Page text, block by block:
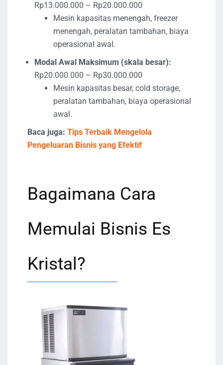
Rp13.000.000 – Rp20.000.000
Mesin kapasitas menengah, freezer
menengah, peralatan tambahan, biaya
operasional awal.
Modal Awal Maksimum (skala besar):
Rp20.000.000 – Rp30.000.000
Mesin kapasitas besar, cold storage,
peralatan tambahan, biaya operasional
awal.
Baca juga: Tips Terbaik Mengelola
Pengeluaran Bisnis yang Efektif
Bagaimana Cara
Memulai Bisnis Es
Kristal?